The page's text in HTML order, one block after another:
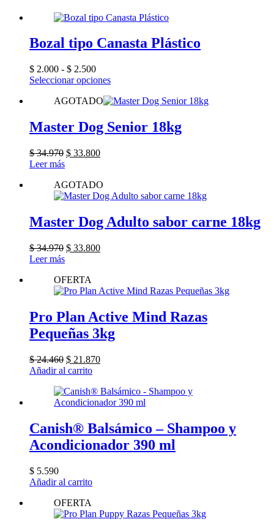
Bozal tipo Canasta Plástico
$ 2.000 - $ 2.500Rango
de
desde
hasta
$ 2.500
Seleccionar opcionesEste
tiene
variantes.
Las
la
de
AGOTADO
Master Dog Senior 18kg
$34.970 El
era:
$ 34.970.
$ 33.800El
es:
$ 33.800.
Leer más
AGOTADO
Master Dog Adulto sabor carne 18kg
$34.970 El
era:
$ 34.970.
$ 33.800El
$ 33.800.
Leer más
OFERTA
Pro Plan Active Mind Razas
Pequeñas 3kg
$24.460 El
precio
era:
$ 24.460.
$ 21.870El
es:
$ 21.870.
Añadir al carrito
Canish® Balsámico – Shampoo y
Acondicionador 390 ml
$ 5.590
Añadir al carrito
OFERTA